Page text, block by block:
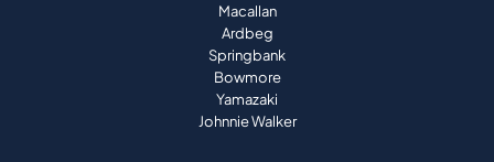
Macallan
Ardbeg
Springbank
Bowmore
Yamazaki
Johnnie Walker